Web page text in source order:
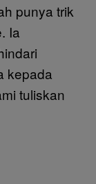
punya trik
Ia
kepada
tuliskan